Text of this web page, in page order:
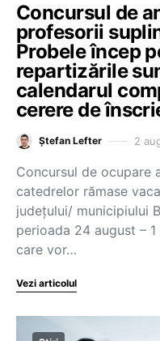
Concursul de
profesorii
Probele încep
repartizările
calendarul
cerere de
Ștefan Lefter 2
Concursul de ocupare
catedrelor rămase
județului/ municipiului
perioada 24 august –
care vor…
Vezi articolul